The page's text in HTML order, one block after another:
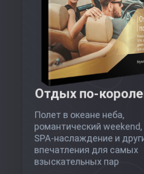
Отдых по-
Полет в океане неба,
романтический weekend,
SPA-наслаждение и
впечатления для самых
взыскательных пар